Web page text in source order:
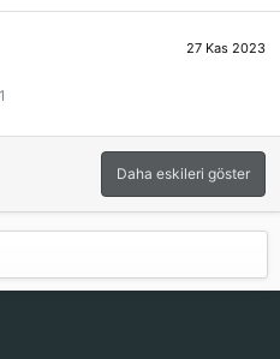
27 Kas 2023
1
Daha eskileri göster